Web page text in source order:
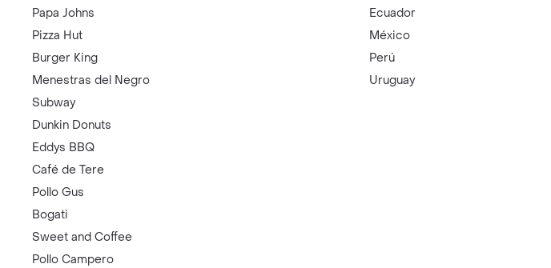
Papa Johns
Pizza Hut
Burger King
Menestras del Negro
Subway
Dunkin Donuts
Eddys BBQ
Café de Tere
Pollo Gus
Bogati
Sweet and Coffee
Pollo Campero
Ecuador
México
Perú
Uruguay